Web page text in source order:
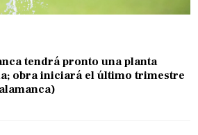
tendrá pronto una planta
obra iniciará el último trimestre